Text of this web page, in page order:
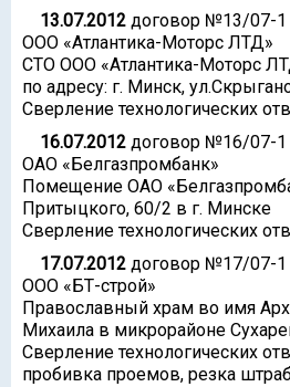
13.07.2012 договор №13/07-1
ООО «Атлантика-Моторс ЛТД»
СТО ООО «Атлантика-Моторс
по адресу: г. Минск,
Сверление технологических
16.07.2012 договор №16/07-1
ОАО «Белгазпромбанк»
Помещение ОАО
Притыцкого, 60/2 в г. Минске
Сверление технологических
17.07.2012 договор №17/07-1
ООО «БТ-строй»
Православный храм во имя
Михаила в микрорайоне
Сверление технологических
пробивка проемов, резка